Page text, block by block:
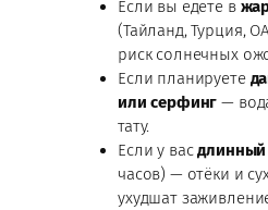
Если вы едете в
(Тайланд, Турция,
риск солнечных
Если планируете
или серфинг —
тату.
Если у васдлинный
часов) — отёки и
ухудшат